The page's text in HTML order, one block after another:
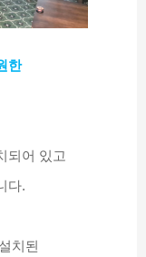
한
되어 있고
다.
치된